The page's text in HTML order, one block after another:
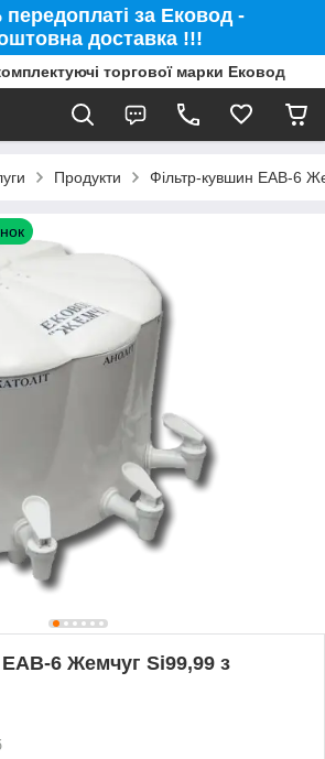
передоплаті за Ековод -
доставка !!!
торгової марки Ековод
Продукти Фільтр-кувшин ЕАВ-6
6 Жемчуг Si99,99 з